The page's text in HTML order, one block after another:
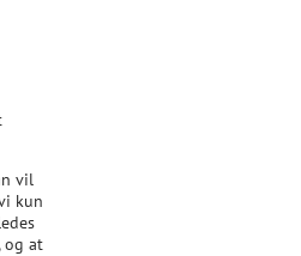
vil
kun
og at